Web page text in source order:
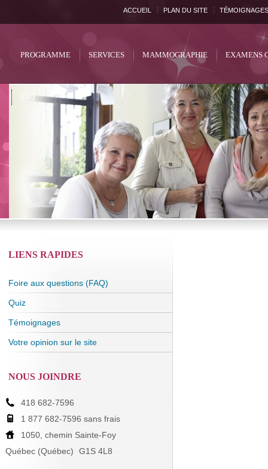
ACCUEIL PLAN DU SITE TÉMOIGNAGES
PROGRAMME SERVICES MAMMOGRAPHIE EXAMENS
FAQ
LIENS RAPIDES
Foire aux questions (FAQ)
Quiz
Témoignages
Votre opinion sur le site
NOUS JOINDRE
418 682-7596
1 877 682-7596 sans frais
1050, chemin Sainte-Foy
Québec (Québec)
G1S 4L8